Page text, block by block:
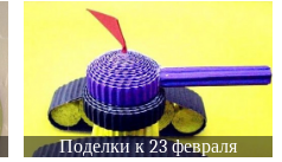
Поделки к 23 февраля